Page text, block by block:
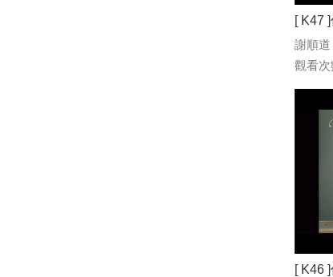
[ K47
謝順道
觀看次
[ K46